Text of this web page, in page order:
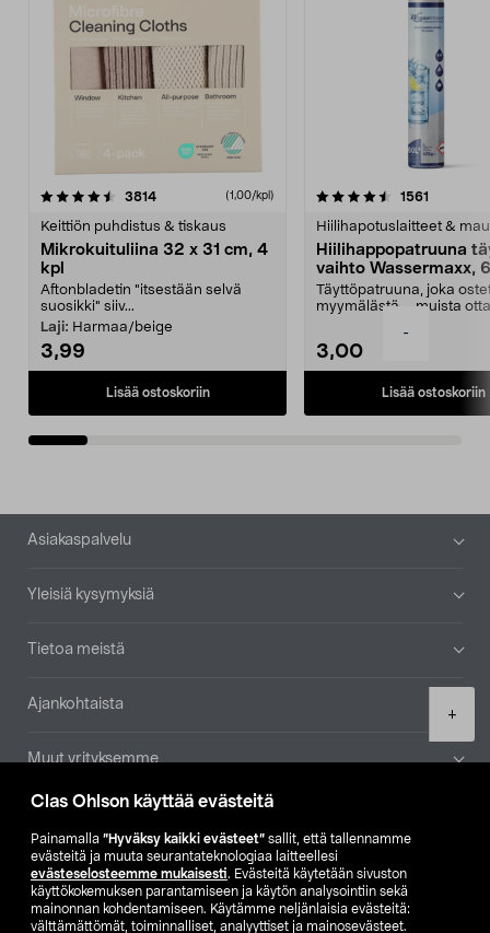
Clas Ohlson käyttää evästeitä
Painamalla ”Hyväksy kaikki evästeet” sallit, että tallennamme
evästeitä ja muuta seurantateknologiaa laitteellesi
evästeselosteemme mukaisesti. Evästeitä käytetään sivuston
käyttökokemuksen parantamiseen ja käytön analysointiin sekä
mainonnan kohdentamiseen. Käytämme neljänlaisia evästeitä:
välttämättömät, toiminnalliset, analyyttiset ja mainosevästeet.
-
+
3814arvostelut (1,00/kpl)
Keittiön puhdistus & tiskaus
Mikrokuituliina 32 x 31 cm, 4
kpl
Aftonbladetin "itsestään selvä
suosikki" siiv...
Laji: Harmaa/beige
3,99
Lisää ostoskoriin
4.5viidestä
1561
Hiilihapotuslaitteet &
Hiilihappopatruuna
vaihto Wassermaxx,
Täyttöpatruuna, joka
myymälästä – muista
3,00
Lisää ostoskoriin
4.5viidestä
Alatunniste
Asiakaspalvelu
Yleisiä kysymyksiä
Tietoa meistä
Ajankohtaista
Muut yrityksemme
Etsi myymälä
SE NO FI
FI SV